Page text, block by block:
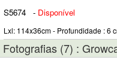
S5674
- Disponível
Lxl: 114x36cm - Profundidade : 6
Fotografias (7) :